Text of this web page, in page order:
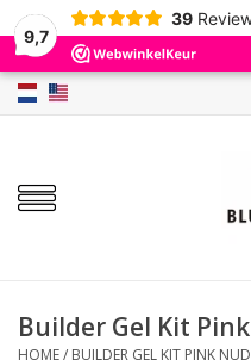
9,7
39
Home
Kleuren
Base & Top
Builder Gel Kit
HOME/ BUILDER GEL KIT PINK